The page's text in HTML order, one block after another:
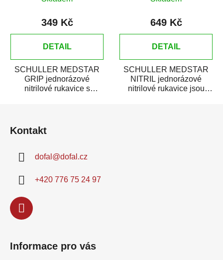
349 Kč
DETAIL
SCHULLER MEDSTAR
GRIP jednorázové
nitrilové rukavice s
649 Kč
DETAIL
SCHULLER MEDSTAR
NITRIL jednorázové
nitrilové rukavice jsou
Kontakt
dofal @dofal.cz
+420 776 75 24 97
Informace pro vás